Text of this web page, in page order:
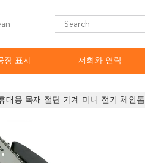
장 표시 저희와 연락
대용 목재 절단 기계 미니 전기 체인톱